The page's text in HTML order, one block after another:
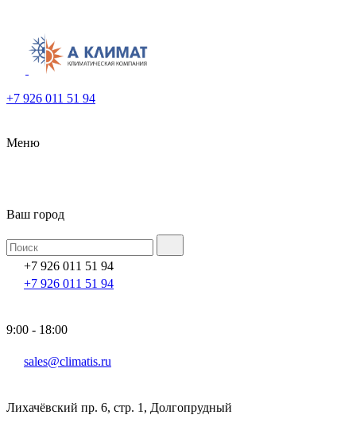
+7 926 011 51 94
Меню
Ваш город
+7 926 011 51 94
+7 926 011 51 94
9:00 - 18:00
sales@climatis.ru
Лихачёвский пр. 6, стр. 1, Долгопрудный